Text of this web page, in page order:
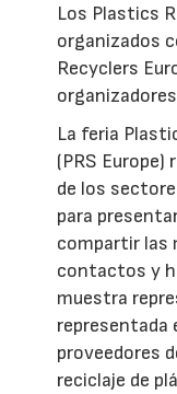
Los Plastics
organizados
Recyclers
La feria
(PRS
de los
para
compartir las
contactos y
muestra
representada
proveedores
reciclaje de